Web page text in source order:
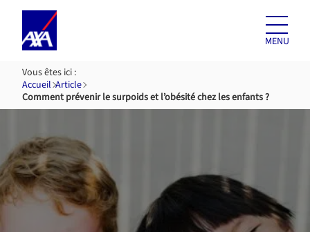
Aller au
contenu
MENU
Vous êtes ici :
Accueil Article
Comment prévenir le surpoids et l’obésité chez les enfants ?